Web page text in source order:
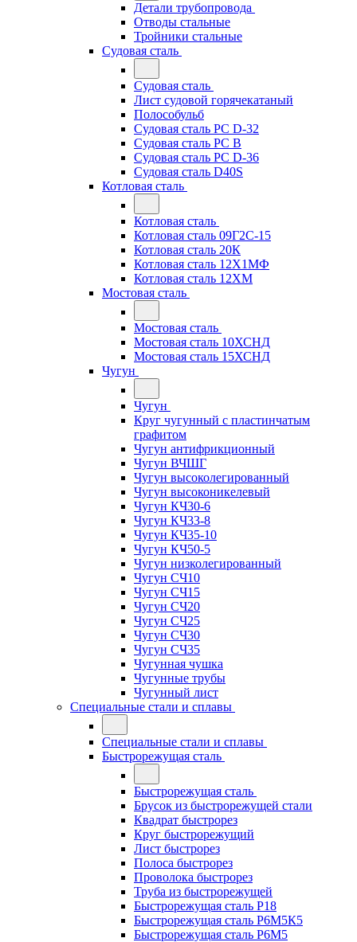
Детали трубопровода
Отводы стальные
Тройники стальные
Судовая сталь
Судовая сталь
Лист судовой горячекатаный
Полособульб
Судовая сталь РС D-32
Судовая сталь РС В
Судовая сталь РС D-36
Судовая сталь D40S
Котловая сталь
Котловая сталь
Котловая сталь 09Г2С-15
Котловая сталь 20К
Котловая сталь 12Х1МФ
Котловая сталь 12ХМ
Мостовая сталь
Мостовая сталь
Мостовая сталь 10ХСНД
Мостовая сталь 15ХСНД
Чугун
Чугун
Круг чугунный с пластинчатым
графитом
Чугун антифрикционный
Чугун ВЧШГ
Чугун высоколегированный
Чугун высоконикелевый
Чугун КЧ30-6
Чугун КЧ33-8
Чугун КЧ35-10
Чугун КЧ50-5
Чугун низколегированный
Чугун СЧ10
Чугун СЧ15
Чугун СЧ20
Чугун СЧ25
Чугун СЧ30
Чугун СЧ35
Чугунная чушка
Чугунные трубы
Чугунный лист
Специальные стали и сплавы
Специальные стали и сплавы
Быстрорежущая сталь
Быстрорежущая сталь
Брусок из быстрорежущей стали
Квадрат быстрорез
Круг быстрорежущий
Лист быстрорез
Полоса быстрорез
Проволока быстрорез
Труба из быстрорежущей
Быстрорежущая сталь Р18
Быстрорежущая сталь Р6М5К5
Быстрорежущая сталь Р6М5